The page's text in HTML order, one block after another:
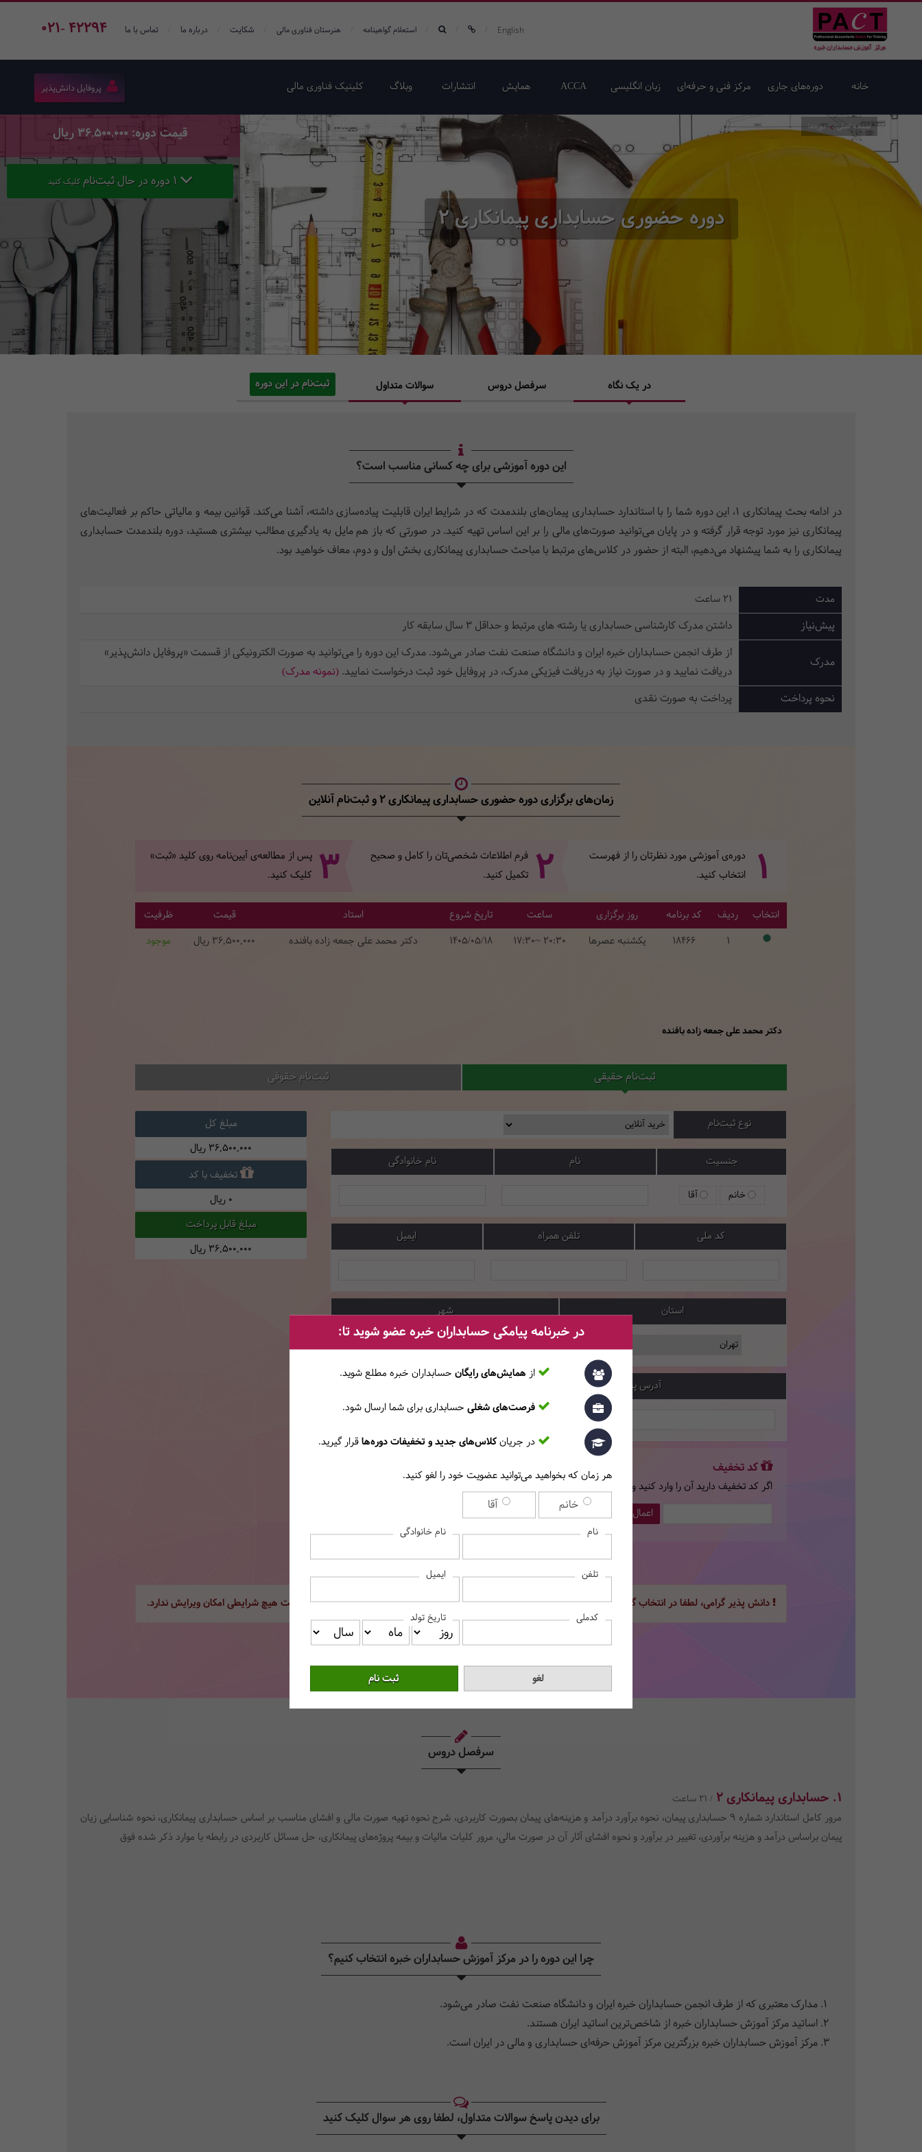
021- 42294 English استعلام گواهینامه هنرستان فناوری مالی شکایت درباره ما تماس با ما
خانه دوره‌های جاری مرکز فنی و حرفه‌ای زبان انگلیسی ACCA همایش‌ انتشارات وبلاگ کلینیک فناوری مالی پروفایل دانش‌پذیر
دوره حضوری حسابداری پیمانکاری 2
صفحه اصلی دوره‌ها قیمت دوره: 36,500,000 ریال
کلیک کنید
در یک نگاه سرفصل دروس سوالات متداول ثبت‌نام در این دوره
این دوره آموزشی برای چه کسانی مناسب است؟
در ادامه بحث پیمانکاری 1، این دوره شما را با استاندارد حسابداری پیمان‌های بلندمدت که در شرایط ایران قابلیت پیاده‌سازی داشته، آشنا می‌کند. قوانین بیمه و مالیاتی حاکم بر فعالیت‌های
پیمانکاری نیز مورد توجه قرار گرفته و در پایان می‌توانید صورت‌های مالی را بر این اساس تهیه کنید. در صورتی که باز هم مایل به یادگیری مطالب بیشتری هستید، دوره بلندمدت حسابداری
پیمانکاری را به شما پیشنهاد می‌دهیم، البته از حضور در کلاس‌های مرتبط با مباحث حسابداری پیمانکاری بخش اول و دوم، معاف خواهید بود.
مدت 21 ساعت
پیش‌نیاز داشتن مدرک کارشناسی حسابداری یا رشته های مرتبط و حداقل 3 سال سابقه کار
مدرک
از طرف انجمن حسابداران خبره ایران و دانشگاه صنعت نفت صادر می‌شود. مدرک این دوره را می‌توانید به صورت الکترونیکی از قسمت «پروفایل دانش‌پذیر»
دریافت نمایید و در صورت نیاز به دریافت فیزیکی مدرک، در پروفایل خود ثبت‌ درخواست نمایید. (نمونه مدرک)
نحوه پرداخت
پرداخت به صورت نقدی
زمان‌های برگزاری دوره حضوری حسابداری پیمانکاری 2 و ثبت‌نام آنلاین
1
دوره‌ی آموزشی مورد نظرتان را از فهرست
انتخاب کنید.
2 فرم اطلاعات شخصی‌تان‌ را کامل و صحیح
تکمیل کنید.
3 پس از مطالعه‌ی آیین‌نامه روی کلید «ثبت»
کلیک کنید.
انتخاب ردیف کد برنامه روز برگزاری ساعت تاریخ شروع استاد قیمت
ظرفیت
1
18466 یکشنبه عصرها 17:30~ 20:30
1405/05/18 دکتر محمد علی جمعه زاده بافنده 36,500,000 ریال موجود
دکتر محمد علی جمعه زاده بافنده
ثبت‌نام حقیقی ثبت‌نام حقوقی
نوع ثبت‌نام
جنسیت
خانم آقا
نام نام خانوادگی
کد ملی تلفن همراه ایمیل
استان شهر
آدرس پستی
مبلغ کل
36,500,000 ریال
تخفیف با کد
0 ریال
مبلغ قابل پرداخت
36,500,000 ریال
کد تخفیف
اگر کد تخفیف دارید آن را وارد کنید و سپس دکمه «اعمال کد تخفیف» را بزنید.
اعمال کد تخفیف
آیین‌نامه‌ی آموزشیرا می‌پذیرم.
دانش پذیر گرامی، لطفا در انتخاب گزینه «نحوه ثبت‌نام» و ثبت کلیه‌ی اطلاعات خود دقت نمایید، این فاکتور پس از صدور تحت هیچ شرایطی امکان ویرایش ندارد.
ثبت اطلاعات و ادامه
سرفصل دروس
1. حسابداری پیمانکاری 2 / 21 ساعت
مرور کامل استاندارد شماره 9 حسابداری پیمان، نحوه برآورد درآمد و هزینه‌های پیمان بصورت کاربردی، شرح نحوه تهیه صورت مالی و افشای مناسب بر اساس حسابداری پیمانکاری، نحوه شناسایی زیان
پیمان براساس درآمد و هزینه برآوردی، تغییر در برآورد و نحوه افشای آثار آن در صورت مالی، مرور کلیات مالیات و بیمه پروژه‌های پیمانکاری، حل مسائل کاربردی در رابطه با موارد ذکر شده فوق
چرا این دوره را در مرکز آموزش حسابداران خبره انتخاب کنیم؟
مدارک معتبری که از طرف انجمن حسابداران خبره ایران و دانشگاه صنعت نفت صادر می‌شود.
اساتید مرکز آموزش حسابداران خبره از شاخص‌ترین اساتید ایران هستند.
مرکز آموزش حسابداران خبره بزرگترین مرکز آموزش حرفه‌ای حسابداری و مالی در ایران است.
برای دیدن پاسخ سوالات متداول، لطفا روی هر سوال کلیک کنید‎
در خبرنامه پیامکی حسابداران خبره عضو شوید تا:
از همایش‌های رایگان حسابداران خبره مطلع ‎شوید.
فرصت‌های شغلی حسابداری برای شما ارسال شود.
در جریانکلاس‌های جدید و تخفیفات دوره‌هاقرار گیرید.
هر زمان که بخواهید می‌توانید عضویت خود را لغو کنید.
خانم آقا
نام نام خانوادگی
تلفن ایمیل
کدملی تاریخ تولد